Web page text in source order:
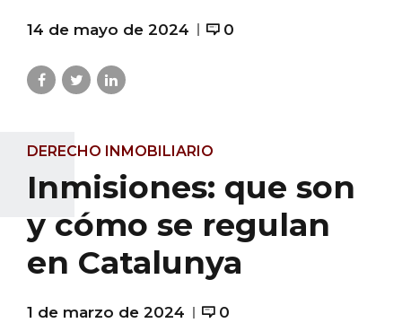
14 de mayo de 2024 0
DERECHO INMOBILIARIO
Inmisiones: que son
y cómo se regulan
en Catalunya
1 de marzo de 2024 0